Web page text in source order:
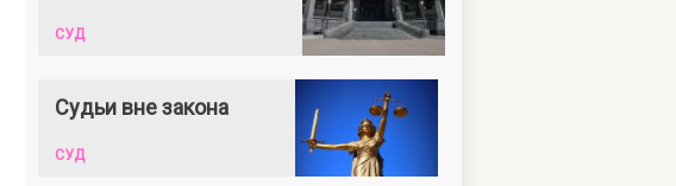
СУД
Судьи вне закона
СУД